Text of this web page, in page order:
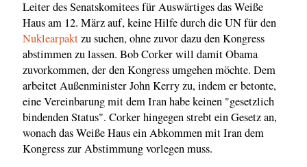
Leiter des Senatskomitees für Auswärtiges das Weiße
Haus am 12. März auf, keine Hilfe durch die UN für den
Nuklearpaktzu suchen, ohne zuvor dazu den Kongress
abstimmen zu lassen. Bob Corker will damit Obama
zuvorkommen, der den Kongress umgehen möchte. Dem
arbeitet Außenminister John Kerry zu, indem er betonte,
eine Vereinbarung mit dem Iran habe keinen "gesetzlich
bindenden Status". Corker hingegen strebt ein Gesetz an,
wonach das Weiße Haus ein Abkommen mit Iran dem
Kongress zur Abstimmung vorlegen muss.